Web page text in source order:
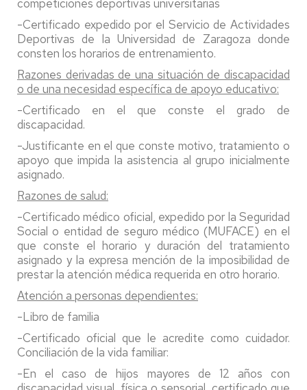
competiciones deportivas universitarias
-Certificado expedido por el Servicio de Actividades
Deportivas de la Universidad de Zaragoza donde
consten los horarios de entrenamiento.
Razones derivadas de una situación de discapacidad
o de una necesidad específica de apoyo educativo:
-Certificado en el que conste el grado de
discapacidad.
-Justificante en el que conste motivo, tratamiento o
apoyo que impida la asistencia al grupo inicialmente
asignado.
Razones de salud:
-Certificado médico oficial, expedido por la Seguridad
Social o entidad de seguro médico (MUFACE) en el
que conste el horario y duración del tratamiento
asignado y la expresa mención de la imposibilidad de
prestar la atención médica requerida en otro horario.
Atención a personas dependientes:
-Libro de familia
-Certificado oficial que le acredite como cuidador.
Conciliación de la vida familiar:
-En el caso de hijos mayores de 12 años con